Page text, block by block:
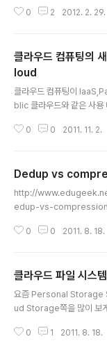
트웤의 넘버 투 라고 자랑
니어가 점점 성장하는 사
만 TPS, 경이로운 숫자입
전환중이며, 메인 데이타
0 2 2012. 2. 29.
클라우드 컴퓨팅의
loud
클라우드 컴퓨팅이
blic 클라우드와 같은 사용
우드 컨셉을 발표했다. 기
는 기존에 있었던 형태의
하지만, 이 체계화 자체가
각각의 개인에게 클라우드
0 0 2011. 11. 2.
Dedup vs
http://
edup-vs-
이나 Delta 기반의
0 0 2011. 8. 18.
클라우드 파일 시
요즘 Personal Storage
ud Storage쪽을 많이 보
File System으로 바꿔주
0 1 2011. 8. 18.